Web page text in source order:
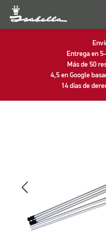
Entrega en
Más de 50
4,5 en Google
14 días de